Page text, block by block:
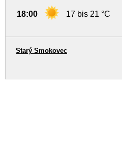
18:00 17 bis 21 °C
Starý Smokovec